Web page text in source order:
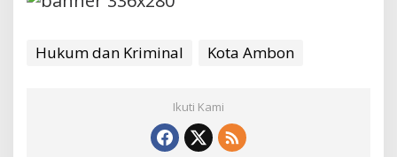
Hukum dan Kriminal Kota Ambon
Ikuti Kami